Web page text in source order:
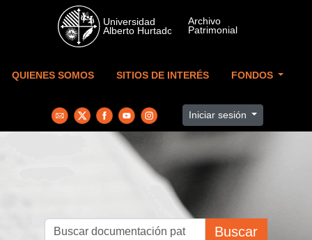
Skip to main content
QUIENES SOMOS SITIOS DE INTERÉS FONDOS
Iniciar sesión
Buscar